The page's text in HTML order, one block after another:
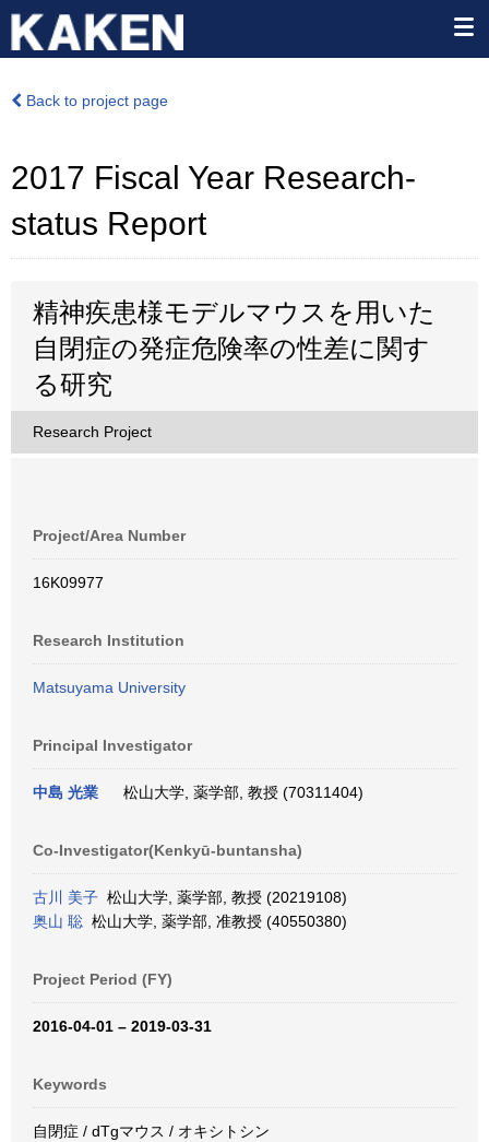
Back to project page
2017 Fiscal Year Research-
status Report
精神疾患様モデルマウスを用いた
自閉症の発症危険率の性差に関す
る研究
Research Project
Project/Area Number
16K09977
Research Institution
Matsuyama University
Principal Investigator
中島 光業 松山大学, 薬学部, 教授 (70311404)
Co-Investigator(Kenkyū-buntansha)
古川 美子 松山大学, 薬学部, 教授 (20219108)
奥山 聡 松山大学, 薬学部, 准教授 (40550380)
Project Period (FY)
2016-04-01 – 2019-03-31
Keywords
自閉症 / dTgマウス / オキシトシン